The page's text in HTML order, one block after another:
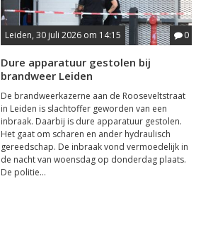
Leiden, 30 juli 2026 om 14:15 0
Dure apparatuur gestolen bij
brandweer Leiden
De brandweerkazerne aan de Rooseveltstraat
in Leiden is slachtoffer geworden van een
inbraak. Daarbij is dure apparatuur gestolen.
Het gaat om scharen en ander hydraulisch
gereedschap. De inbraak vond vermoedelijk in
de nacht van woensdag op donderdag plaats.
De politie...